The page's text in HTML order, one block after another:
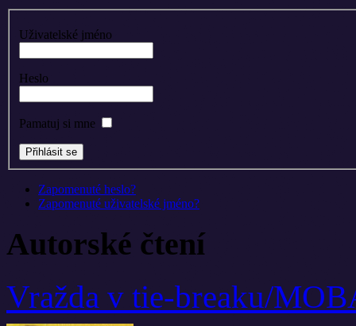
Uživatelské jméno
Heslo
Pamatuj si mne
Zapomenuté heslo?
Zapomenuté uživatelské jméno?
Autorské čtení
Vražda v tie-breaku/